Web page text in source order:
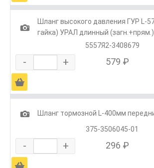
1
Шланг высокого давления ГУР L-
гайка) УРАЛ длинный (загн.+прям.)
5557Я2-3408679
- + 579 ₽
Ä
1
Шланг тормозной L-400мм
375-3506045-01
- + 296 ₽